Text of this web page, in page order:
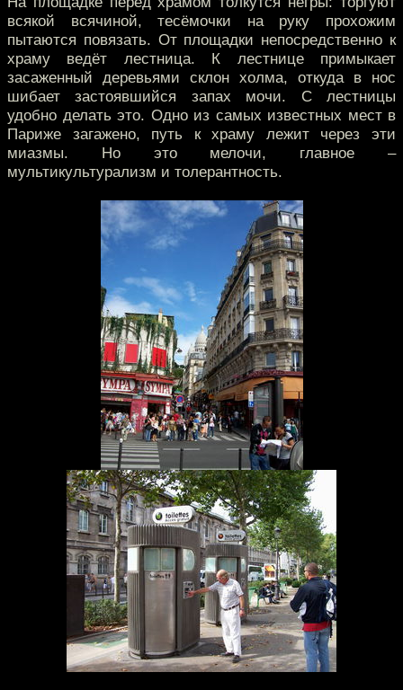
всякой всячиной, тесёмочки на руку прохожим
пытаются повязать. От площадки непосредственно к
храму ведёт лестница. К лестнице примыкает
засаженный деревьями склон холма, откуда в нос
шибает застоявшийся запах мочи. С лестницы
удобно делать это. Одно из самых известных мест в
Париже загажено, путь к храму лежит через эти
миазмы. Но это мелочи, главное –
мультикультурализм и толерантность.